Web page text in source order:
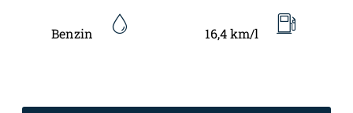
Benzin 16,4 km/l